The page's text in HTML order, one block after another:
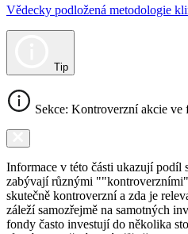
Vědecky podložená metodologie
Tip
Sekce: Kontroverzní akcie ve
Informace v této části ukazují podíl
zabývají různými
skutečně kontroverzní a zda je
záleží samozřejmě na samotných
fondy často investují do několika